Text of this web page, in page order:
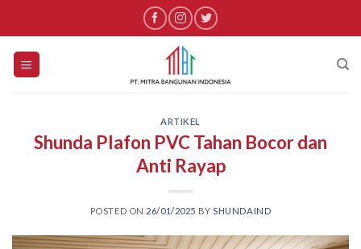
content
ARTIKEL
Shunda Plafon PVC Tahan Bocor dan
Anti Rayap
POSTED ON 26/01/2025 BY SHUNDAIND